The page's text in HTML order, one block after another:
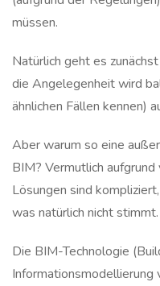
müssen.
Natürlich geht es
die Angelegenheit wird
ähnlichen Fällen kennen)
Aber warum so eine
BIM? Vermutlich
Lösungen sind
was natürlich nicht stimmt.
Die BIM-Technologie